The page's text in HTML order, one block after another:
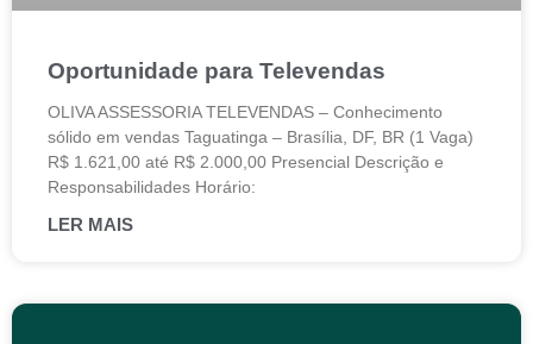
Oportunidade para Televendas
OLIVA ASSESSORIA TELEVENDAS – Conhecimento
sólido em vendas Taguatinga – Brasília, DF, BR (1 Vaga)
R$ 1.621,00 até R$ 2.000,00 Presencial Descrição e
Responsabilidades Horário:
LER MAIS